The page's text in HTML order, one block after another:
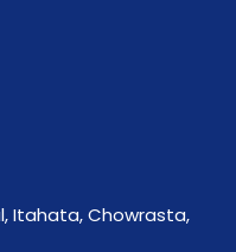
Itahata, Chowrasta,